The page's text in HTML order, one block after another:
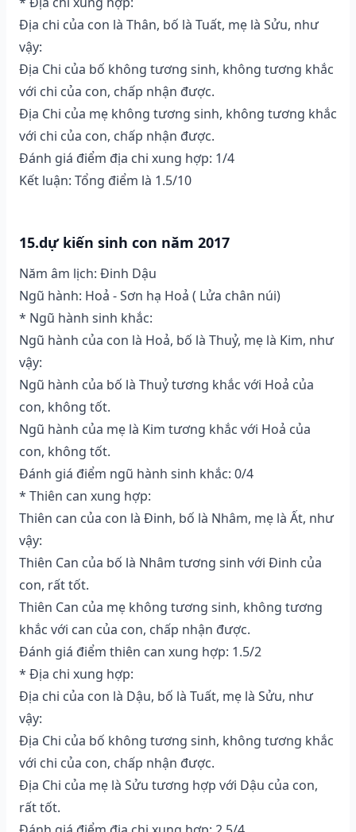
Địa chi của con là Thân, bố là Tuất, mẹ là Sửu, như
vậy:
Địa Chi của bố không tương sinh, không tương khắc
với chi của con, chấp nhận được.
Địa Chi của mẹ không tương sinh, không tương khắc
với chi của con, chấp nhận được.
Đánh giá điểm địa chi xung hợp: 1/4
Kết luận: Tổng điểm là 1.5/10
15.dự kiến sinh con năm 2017
Năm âm lịch: Đinh Dậu
Ngũ hành: Hoả - Sơn hạ Hoả ( Lửa chân núi)
* Ngũ hành sinh khắc:
Ngũ hành của con là Hoả, bố là Thuỷ, mẹ là Kim, như
vậy:
Ngũ hành của bố là Thuỷ tương khắc với Hoả của
con, không tốt.
Ngũ hành của mẹ là Kim tương khắc với Hoả của
con, không tốt.
Đánh giá điểm ngũ hành sinh khắc: 0/4
* Thiên can xung hợp:
Thiên can của con là Đinh, bố là Nhâm, mẹ là Ất, như
vậy:
Thiên Can của bố là Nhâm tương sinh với Đinh của
con, rất tốt.
Thiên Can của mẹ không tương sinh, không tương
khắc với can của con, chấp nhận được.
Đánh giá điểm thiên can xung hợp: 1.5/2
* Địa chi xung hợp:
Địa chi của con là Dậu, bố là Tuất, mẹ là Sửu, như
vậy:
Địa Chi của bố không tương sinh, không tương khắc
với chi của con, chấp nhận được.
Địa Chi của mẹ là Sửu tương hợp với Dậu của con,
rất tốt.